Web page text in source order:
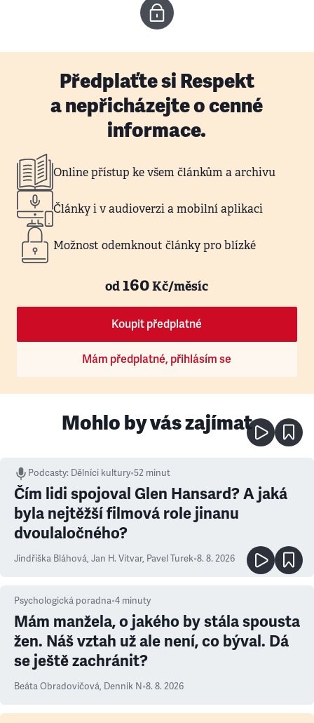
Předplaťte si Respekt
a nepřicházejte o cenné
informace.
Online přístup ke všem článkům a archivu
Články i v audioverzi a mobilní aplikaci
Možnost odemknout články pro blízké
od160Kč/měsíc
Koupit předplatné
Mám předplatné, přihlásím se
Mohlo by vás zajímat
Podcasty: Dělníci kultury•52 minut
Čím lidi spojoval Glen Hansard? A jaká
byla nejtěžší filmová role jinanu
dvoulaločného?
Jindřiška Bláhová, Jan H. Vitvar, Pavel Turek•8. 8. 2026
Psychologická poradna•4 minuty
Mám manžela, o jakého by stála spousta
žen. Náš vztah už ale není, co býval. Dá
se ještě zachránit?
Beáta Obradovičová, Denník N•8. 8. 2026